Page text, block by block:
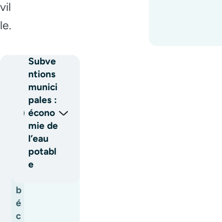
vil
le.
b
é
c
Subve
ntions
munici
pales :
écono
mie de
l’eau
potabl
e